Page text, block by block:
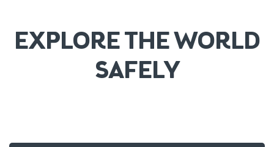
EXPLORE THE WORLD
SAFELY